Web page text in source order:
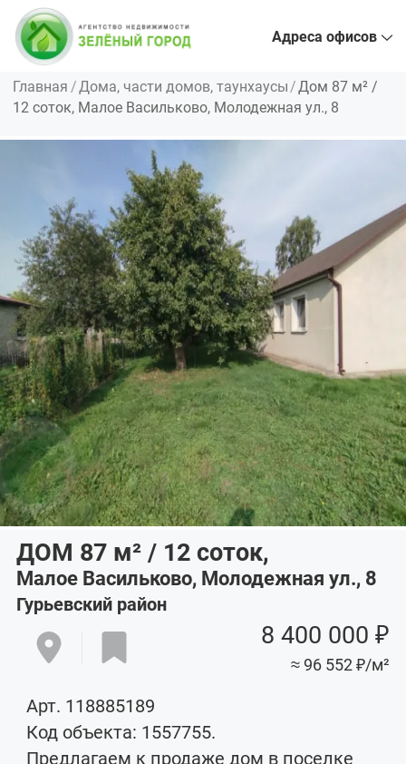
Адреса офисов
Главная Дома, части домов, таунхаусы
Дом 87 м² /
12 соток, Малое Васильково, Молодежная ул., 8
ДОМ 87 м²/ 12 соток,
Малое Васильково, Молодежная ул., 8
Гурьевский район
8 400 000 ₽
≈ 96 552 ₽/м²
Арт. 118885189
Код объекта: 1557755.
Предлагаем к продаже дом в поселке